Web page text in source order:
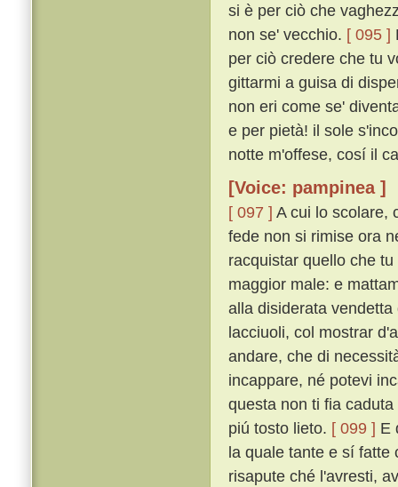
si è per ciò che
non se' vecchio. [ 095 ]
per ciò credere che tu
gittarmi a guisa di
non eri come se'
e per pietà! il sole
notte m'offese, cosí il
[Voice: pampinea ]
[ 097 ] A cui lo scolare,
fede non si rimise ora
racquistar quello che
maggior male: e
alla disiderata
lacciuoli, col mostrar
andare, che di
incappare, né potevi
questa non ti fia
piú tosto lieto. [ 099 ] E
la quale tante e sí fatte
risapute ché l'avresti,